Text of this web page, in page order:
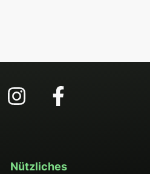
Nützliches